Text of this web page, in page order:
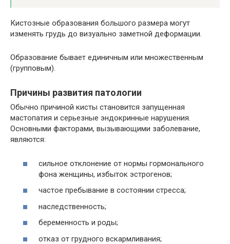
Кистозные образования большого размера могут
изменять грудь до визуально заметной деформации.
Образование бывает единичным или множественным
(групповым).
Причины развития патологии
Обычно причиной кисты становится запущенная
мастопатия и серьезные эндокринные нарушения.
Основными факторами, вызывающими заболевание,
являются:
сильное отклонение от нормы гормонального
фона женщины, избыток эстрогенов;
частое пребывание в состоянии стресса;
наследственность;
беременность и роды;
отказ от грудного вскармливания;